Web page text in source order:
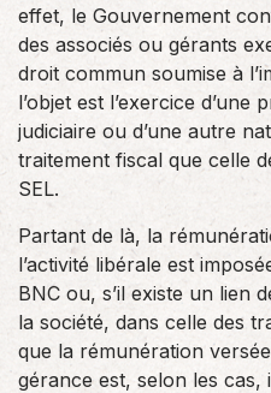
effet, le Gouvernement
des associés ou gérants
droit commun soumise à
l’objet est l’exercice
judiciaire ou d’une autre
traitement fiscal que celle
SEL.
Partant de là, la
l’activité libérale est
BNC ou, s’il existe un lien
la société, dans celle des
que la rémunération
gérance est, selon les cas,